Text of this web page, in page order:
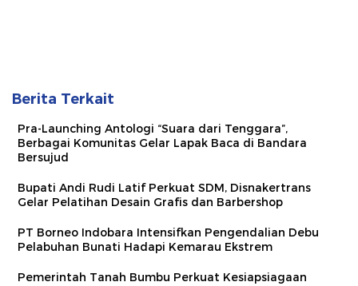
Berita Terkait
Pra-Launching Antologi “Suara dari Tenggara”,
Berbagai Komunitas Gelar Lapak Baca di Bandara
Bersujud
Bupati Andi Rudi Latif Perkuat SDM, Disnakertrans
Gelar Pelatihan Desain Grafis dan Barbershop
PT Borneo Indobara Intensifkan Pengendalian Debu
Pelabuhan Bunati Hadapi Kemarau Ekstrem
Pemerintah Tanah Bumbu Perkuat Kesiapsiagaan